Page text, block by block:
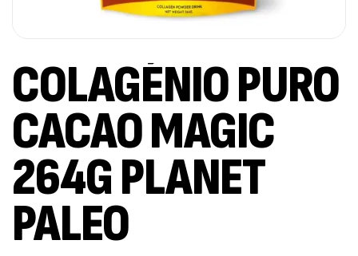
COLAGÉNIO PURO
CACAO MAGIC
264G PLANET
PALEO